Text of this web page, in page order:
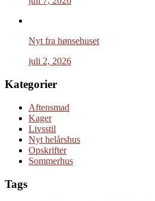
Nyt fra hønsehuset
juli 2, 2026
Kategorier
Aftensmad
Kager
Livsstil
Nyt helårshus
Opskrifter
Sommerhus
Tags